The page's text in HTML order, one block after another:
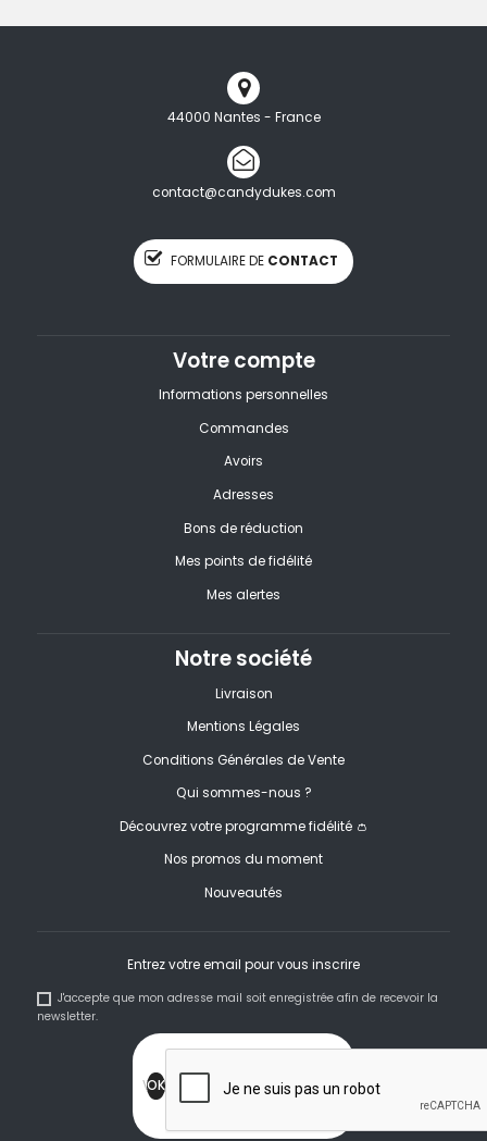
44000 Nantes - France
contact@candydukes.com
FORMULAIRE DE CONTACT
Votre compte
Informations personnelles
Commandes
Avoirs
Adresses
Bons de réduction
Mes points de fidélité
Mes alertes
Notre société
Livraison
Mentions Légales
Conditions Générales de Vente
Qui sommes-nous ?
Découvrez votre programme fidélité 👛
Nos promos du moment
Nouveautés
Entrez votre email pour vous inscrire
J'accepte que mon adresse mail soit enregistrée afin de recevoir la
newsletter.